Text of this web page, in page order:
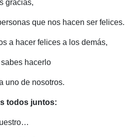
gracias,
que nos hacen ser felices.
a hacer felices a los demás,
hacerlo
uno de nosotros.
todos juntos: